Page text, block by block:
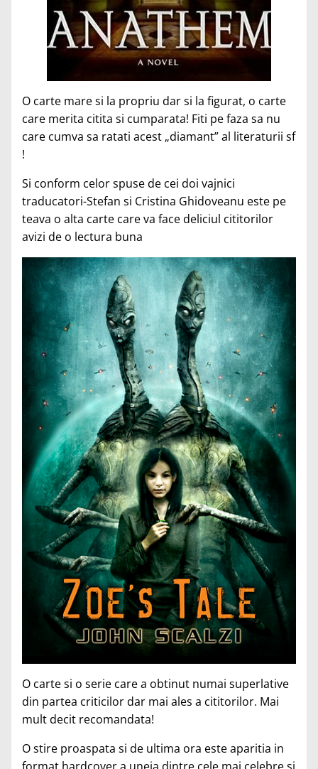
O carte mare si la propriu dar si la figurat, o carte
care merita citita si cumparata! Fiti pe faza sa nu
care cumva sa ratati acest „diamant” al literaturii sf
!
Si conform celor spuse de cei doi vajnici
traducatori-Stefan si Cristina Ghidoveanu este pe
teava o alta carte care va face deliciul cititorilor
avizi de o lectura buna
O carte si o serie care a obtinut numai superlative
din partea criticilor dar mai ales a cititorilor. Mai
mult decit recomandata!
O stire proaspata si de ultima ora este aparitia in
format hardcover a uneia dintre cele mai celebre si